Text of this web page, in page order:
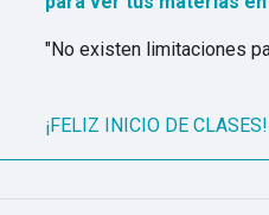
"No existen limitaciones
¡FELIZ INICIO DE CLASES!